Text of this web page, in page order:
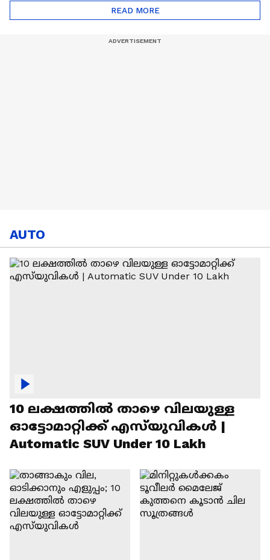
പദ്ധതികള്‍ | Cristiano
Ronaldo
അഭിഷേക് ശർമ? |
Abhishek Sharma
READ MORE
AUTO
10 ലക്ഷത്തിൽ താഴെ വിലയുള്ള
ഓട്ടോമാറ്റിക്ക് എസ്‍യുവികൾ |
Automatic SUV Under 10 Lakh